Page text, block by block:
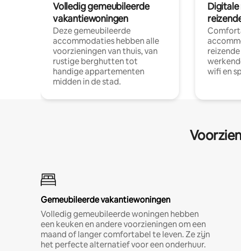
Volledig gemeubileerde
vakantiewoningen
Deze gemeubileerde
accommodaties hebben alle
voorzieningen van thuis, van
rustige berghutten tot
handige appartementen
midden in de stad.
Digitale
wifi en
Gemeubileerde vakantiewoningen
Volledig gemeubileerde woningen hebben
een keuken en andere voorzieningen om een
maand of langer comfortabel te leven. Ze zijn
het perfecte alternatief voor een onderhuur.